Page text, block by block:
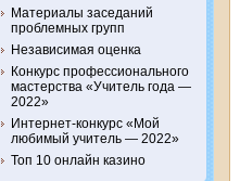
Материалы заседаний
проблемных групп
Независимая оценка
Конкурс профессионального
мастерства «Учитель года —
2022»
Интернет-конкурс «Мой
любимый учитель — 2022»
Топ 10 онлайн казино